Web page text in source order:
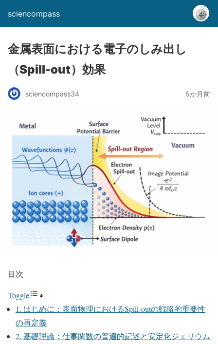
sciencompass
金属表面における電子のしみ出し
（Spill-out）効果
sciencompass34 5か月前
目次
Toggle
1. はじめに：表面物理におけるSpill-outの戦略的重要性
の再定義
2. 基礎理論：仕事関数の普遍的記述と安定化ジェリウム